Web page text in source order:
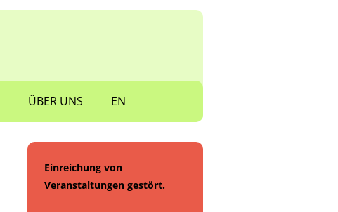
ÜBER UNS EN
Einreichung von
Veranstaltungen gestört.